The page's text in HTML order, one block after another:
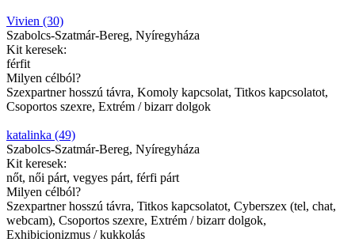
Vivien (30)
Szabolcs-Szatmár-Bereg, Nyíregyháza
Kit keresek:
férfit
Milyen célból?
Szexpartner hosszú távra, Komoly kapcsolat, Titkos kapcsolatot,
Csoportos szexre, Extrém / bizarr dolgok
katalinka (49)
Szabolcs-Szatmár-Bereg, Nyíregyháza
Kit keresek:
nőt, női párt, vegyes párt, férfi párt
Milyen célból?
Szexpartner hosszú távra, Titkos kapcsolatot, Cyberszex (tel, chat,
webcam), Csoportos szexre, Extrém / bizarr dolgok,
Exhibicionizmus / kukkolás